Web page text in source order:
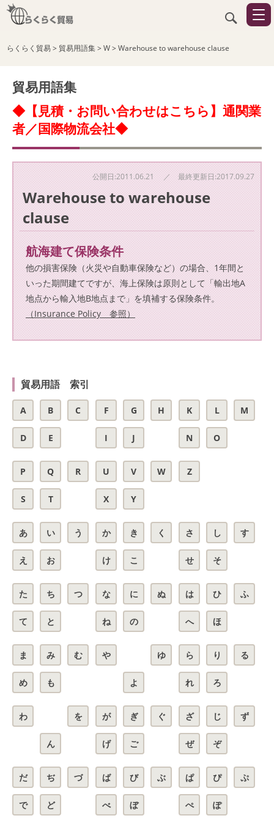
らくらく貿易> 貿易用語集>W>Warehouse to warehouse clause
貿易用語集
◆【見積・お問い合わせはこちら】通関業
者／国際物流会社◆
公開日:2011.06.21 ／ 最終更新日:2017.09.27
Warehouse to warehouse
clause
航海建て保険条件
他の損害保険（火災や自動車保険など）の場合、1年間と
いった期間建てですが、海上保険は原則として「輸出地A
地点から輸入地B地点まで」を填補する保険条件。
（Insurance Policy 参照）
貿易用語 索引
A B C
D E
F G H
I J
K L M
N O
P Q R
S T
U V W
X Y
Z
あ い う
え お
か き く
け こ
さ し す
せ そ
た ち つ
て と
な に ぬ
ね の
は ひ ふ
へ ほ
ま み む
め も
や ゆ
よ
ら り る
れ ろ
わ を
ん
が ぎ ぐ
げ ご
ざ じ ず
ぜ ぞ
だ ぢ づ
で ど
ば び ぶ
べ ぼ
ぱ ぴ ぷ
ぺ ぽ